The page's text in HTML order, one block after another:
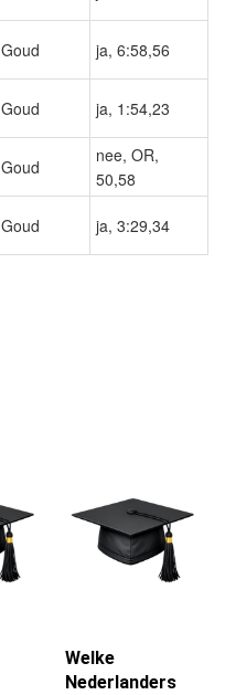
Goud ja, 6:58,56
Goud ja, 1:54,23
Goud
nee, OR,
50,58
Goud ja, 3:29,34
Welke
Nederlanders